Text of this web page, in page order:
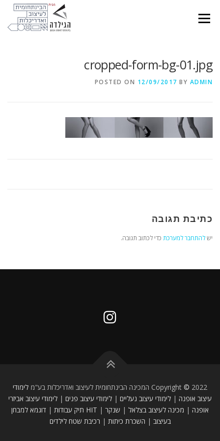
content
Menu
cropped-form-bg-01.jpg
POSTED ON 12/09/2017 BY ADMIN
כתיבת תגובה
ישלהתחבר למערכת כדי לכתוב תגובה.
Copyright © 2022 המכינה הבינתחומית לעיצוב ואדריכלות בע"מ
לימודי
עיצוב אופנה | לימודי עיצוב נעליים | לימודי עיצוב פנים | לימודי עיצוב אביזרי
אופנה | מכינה לעיצוב בצלאל | שנקר |
HIT תיק עבודות | דוגמא למבחן
בעיצוב | השכרת כיתות | רכיבת שטח לילדים